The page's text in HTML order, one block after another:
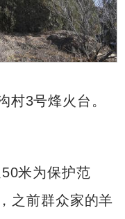
村3号烽火台。
米为保护范
之前群众家的羊